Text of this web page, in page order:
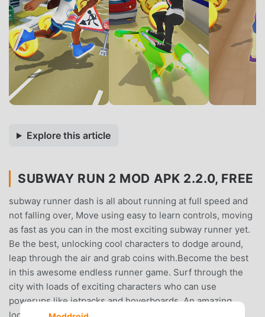
Explore this article
SUBWAY RUN 2 MOD APK 2.2.0, FREE
subway runner dash is all about running at full speed and
not falling over, Move using easy to learn controls, moving
as fast as you can in the most exciting subway runner yet.
Be the best, unlocking cool characters to dodge around,
leap through the air and grab coins with.Become the best
in this awesome endless runner game. Surf through the
city with loads of exciting characters who can use
powerups like jetpacks and hoverboards. An amazing